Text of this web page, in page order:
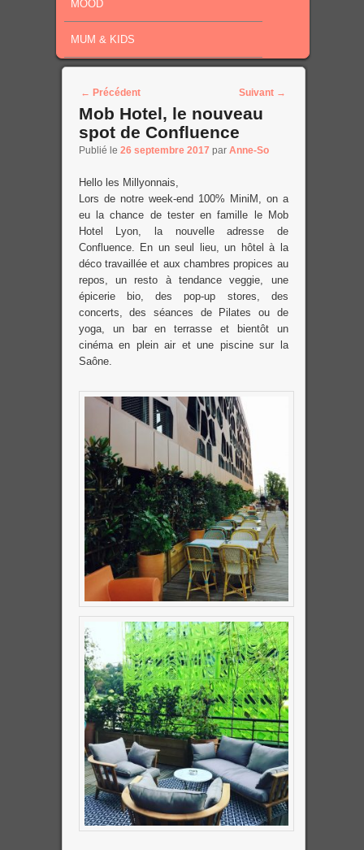
MOOD
MUM & KIDS
Post navigation
← Précédent Suivant →
Mob Hotel, le nouveau
spot de Confluence
Publié le 26 septembre 2017 par Anne-So
Hello les Millyonnais,
Lors de notre week-end 100% MiniM, on a
eu la chance de tester en famille le Mob
Hotel Lyon, la nouvelle adresse de
Confluence. En un seul lieu, un hôtel à la
déco travaillée et aux chambres propices au
repos, un resto à tendance veggie, une
épicerie bio, des pop-up stores, des
concerts, des séances de Pilates ou de
yoga, un bar en terrasse et bientôt un
cinéma en plein air et une piscine sur la
Saône.